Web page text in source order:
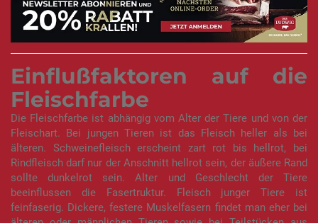
Einflußfaktoren auf die
Fleischfarbe
Die Fleischfarbe ist abhängig vom Alter der Tiere und von der
Fleischart. Bei jungen Tieren ist das Fleisch heller als bei
älteren. Schweinefleisch erscheint zart rot bis hellrot, bei
Rindfleisch darf nur der Anschnitt hellrot sein, der äußere Rand
sollte dunkelrot sein. Alter und Geschlecht der Tiere
beeinflussen die Fasertruktur. Fleisch junger Tiere ist
feinfaserig. Dickere, festere Muskelfasern findet man eher bei